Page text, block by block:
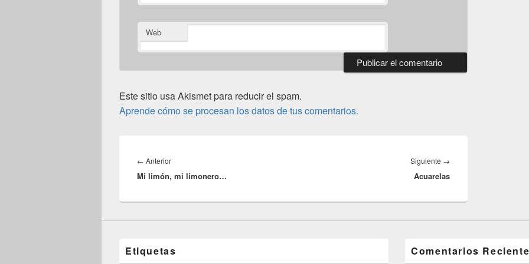
Web
Este sitio usa Akismet para reducir el spam.
Aprende cómo se procesan los datos de tus comentarios.
de
entradas
← AnteriorEntrada
anterior:
Mi limón, mi limonero…
Siguiente →
siguiente:
Acuarelas
Etiquetas Comentarios